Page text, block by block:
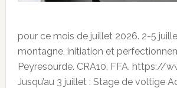
pour ce mois de juillet 2026. 2-5
montagne, initiation et
Peyresourde. CRA10. FFA. https://
Jusqu’au 3 juillet : Stage de voltige